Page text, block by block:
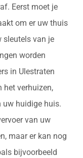
Eerst moet je
om er uw thuis
sleutels van je
worden
in Ulestraten
het verhuizen,
uw huidige huis.
van uw
maar er kan nog
bijvoorbeeld